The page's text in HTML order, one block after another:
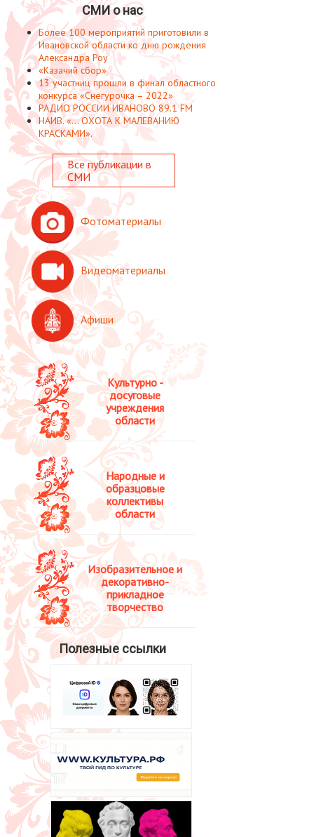
Культурно -
досуговые
учреждения
области
Народные и
образцовые
коллективы
области
Изобразительное и
декоративно-
прикладное
творчество
Полезные ссылки
СМИ о нас
Более 100 мероприятий приготовили в
Ивановской области ко дню рождения
Александра Роу
«Казачий сбор»
13 участниц прошли в финал областного
конкурса «Снегурочка – 2022»
РАДИО РОССИИ ИВАНОВО 89.1 FM
НАИВ. «... ОХОТА К МАЛЕВАНИЮ
КРАСКАМИ».
Все публикации в
СМИ
Фотоматериалы
Видеоматериалы
Афиши